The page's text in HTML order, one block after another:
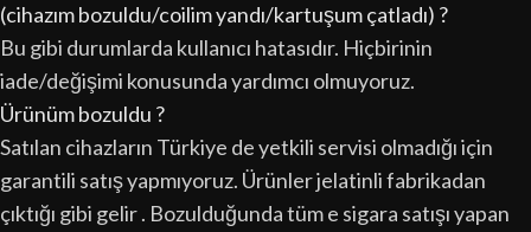
(cihazım bozuldu/coilim yandı/kartuşum çatladı) ?
Bu gibi durumlarda kullanıcı hatasıdır. Hiçbirinin
iade/değişimi konusunda yardımcı olmuyoruz.
Ürünüm bozuldu ?
Satılan cihazların Türkiye de yetkili servisi olmadığı için
garantili satış yapmıyoruz. Ürünler jelatinli fabrikadan
çıktığı gibi gelir . Bozulduğunda tüm e sigara satışı yapan